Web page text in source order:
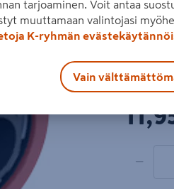
Seuraava
Liitin on
Hinta
−
tarjoaminen. Voit antaa
muuttamaan valintojasi
K-ryhmän
Vain